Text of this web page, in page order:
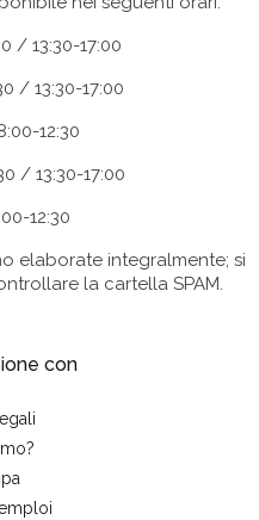
/ 13:30-17:00
/ 13:30-17:00
12:30
/ 13:30-17:00
12:30
elaborate integralmente; si
la cartella SPAM.
con